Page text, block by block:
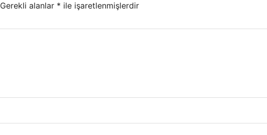
Gerekli alanlar * ile işaretlenmişlerdir